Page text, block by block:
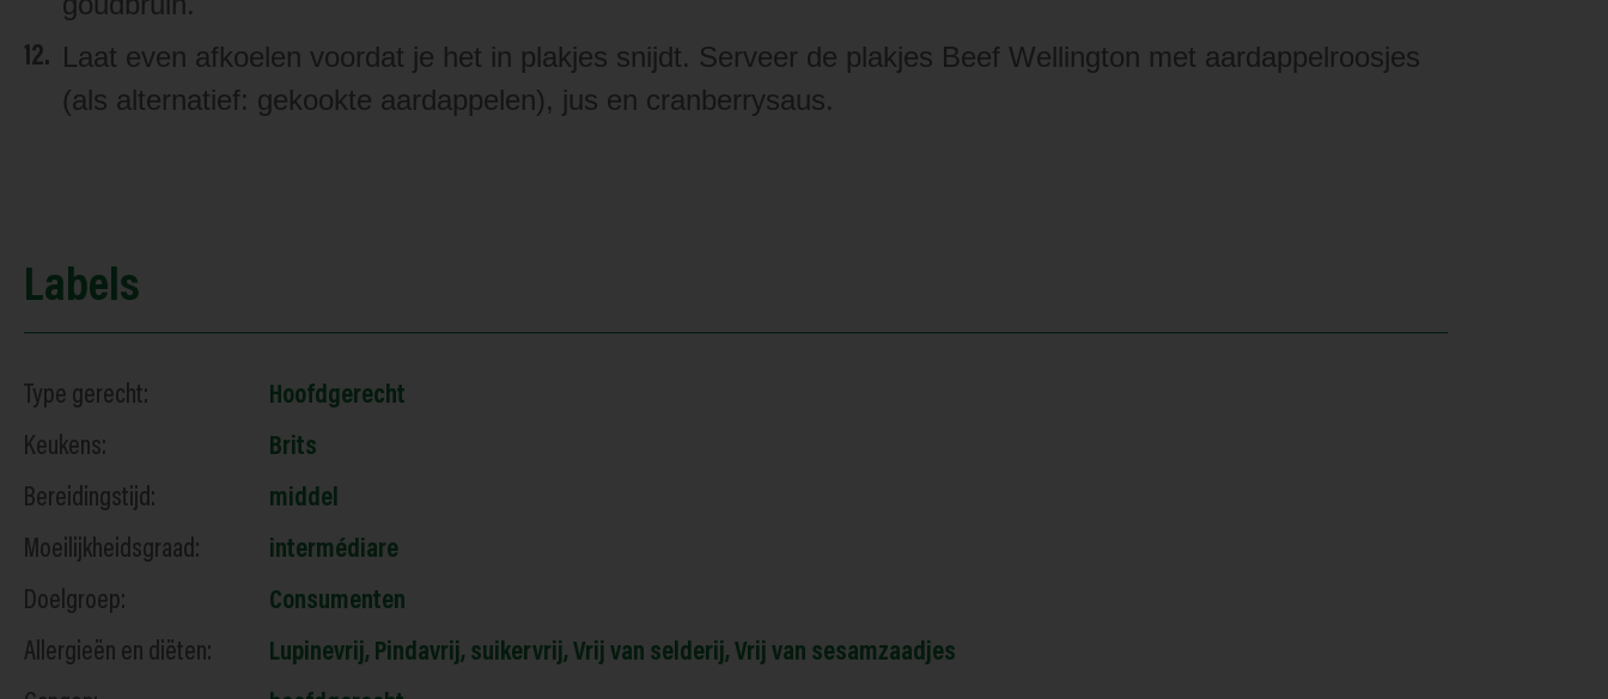
Laat even afkoelen voordat je het in plakjes snijdt. Serveer de plakjes Beef Wellington met aardappelroosjes
(als alternatief: gekookte aardappelen), jus en cranberrysaus.
Labels
Type gerecht:
Hoofdgerecht
Keukens:
Brits
Bereidingstijd:
middel
Moeilijkheidsgraad:
intermédiare
Doelgroep:
Consumenten
Allergieën en diëten:
Lupinevrij, Pindavrij, suikervrij, Vrij van selderij, Vrij van sesamzaadjes